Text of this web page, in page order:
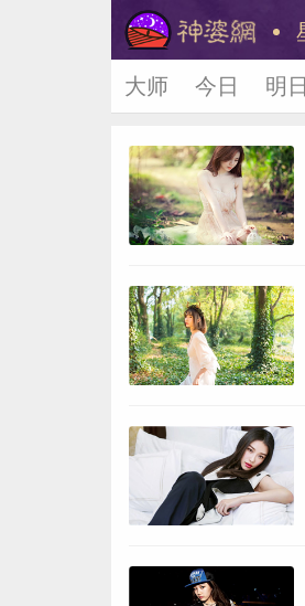
美国神婆
大师 今日 明